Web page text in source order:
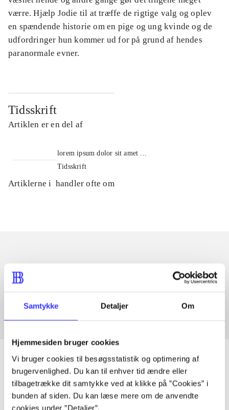
Samtykke Detaljer Om
Hjemmesiden bruger cookies
Vi bruger cookies til besøgsstatistik og optimering af
brugervenlighed. Du kan til enhver tid ændre eller
tilbagetrække dit samtykke ved at klikke på ”Cookies” i
bunden af siden. Du kan læse mere om de anvendte
cookies under ”Detaljer”.
værre. Hjælp Jodie til at træffe de rigtige valg og oplev
en spændende historie om en pige og ung kvinde og de
udfordringer hun kommer ud for på grund af hendes
paranormale evner.
Tidsskrift
Artiklen er en del af
lorem ipsum dolor sit amet ...
Tidsskrift
Artiklerne i handler ofte om
Artikler med samme emner
Fra
Artikler
Alle registrerede artikler fordelt på udgivelser